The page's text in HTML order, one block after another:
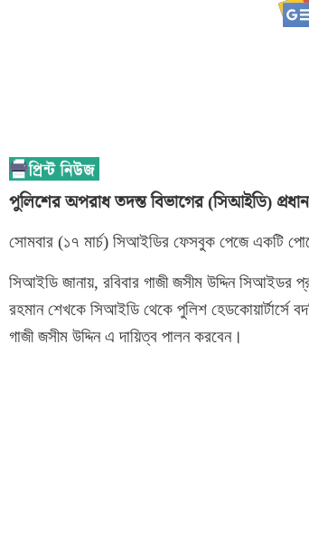
পুলিশের অপরাধ তদন্ত বিভাগের (সিআইডি) প্রধান
সোমবার (১৭ মার্চ) সিআইডির ফেসবুক পেজে একটি
সিআইডি জানায়, রবিবার গাজী জসীম উদ্দিন সিআইডর
রহমান শেখকে সিআইডি থেকে পুলিশ
গাজী জসীম উদ্দিন এ দায়িত্ব পালন করবেন।